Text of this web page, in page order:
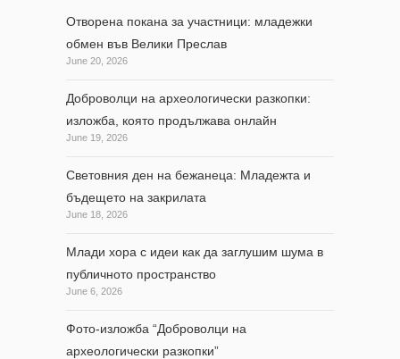
Отворена покана за участници: младежки
обмен във Велики Преслав
June 20, 2026
Доброволци на археологически разкопки:
изложба, която продължава онлайн
June 19, 2026
Световния ден на бежанеца: Младежта и
бъдещето на закрилата
June 18, 2026
Млади хора с идеи как да заглушим шума в
публичното пространство
June 6, 2026
Фото-изложба “Доброволци на
археологически разкопки”